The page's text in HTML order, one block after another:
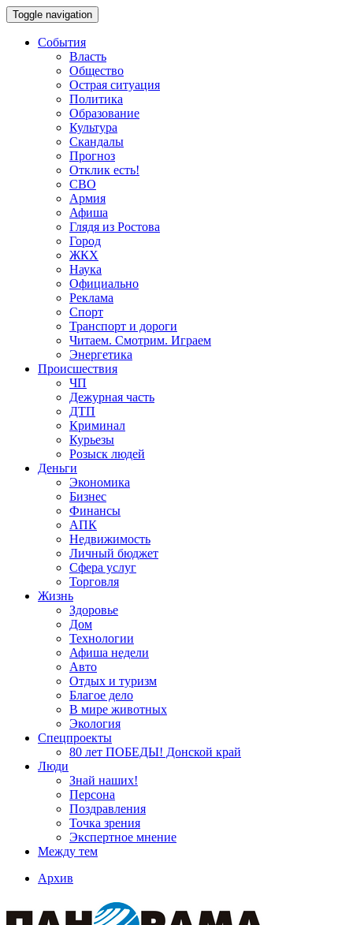
Toggle navigation
События
Власть
Общество
Острая ситуация
Политика
Образование
Культура
Скандалы
Прогноз
Отклик есть!
СВО
Армия
Афиша
Глядя из Ростова
Город
ЖКХ
Наука
Официально
Реклама
Спорт
Транспорт и дороги
Читаем. Смотрим. Играем
Энергетика
Происшествия
ЧП
Дежурная часть
ДТП
Криминал
Курьезы
Розыск людей
Деньги
Экономика
Бизнес
Финансы
АПК
Недвижимость
Личный бюджет
Сфера услуг
Торговля
Жизнь
Здоровье
Дом
Технологии
Афиша недели
Авто
Отдых и туризм
Благое дело
В мире животных
Экология
Спецпроекты
80 лет ПОБЕДЫ! Донской край
Люди
Знай наших!
Персона
Поздравления
Точка зрения
Экспертное мнение
Между тем
Архив